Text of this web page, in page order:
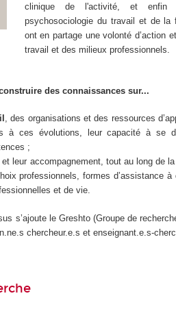
clinique de l'activité, et enfin
psychosociologie du travail et de la
ont en partage une volonté d’action
travail et des milieux professionnels.
des connaissances sur...
, des organisations et des ressources
à ces évolutions, leur capacité à se
;
et leur accompagnement, tout au long de
professionnels, formes d’assistance
et de vie.
s’ajoute le Greshto (Groupe de
chercheur.e.s et enseignant.e.s-